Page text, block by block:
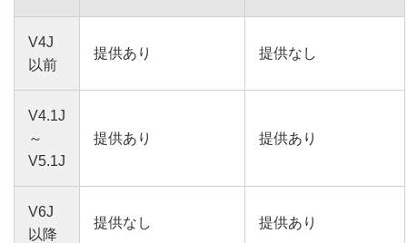
V4J
以前
提供あり 提供なし
V4.1J
～
V5.1J
提供あり 提供あり
V6J
以降
提供なし 提供あり